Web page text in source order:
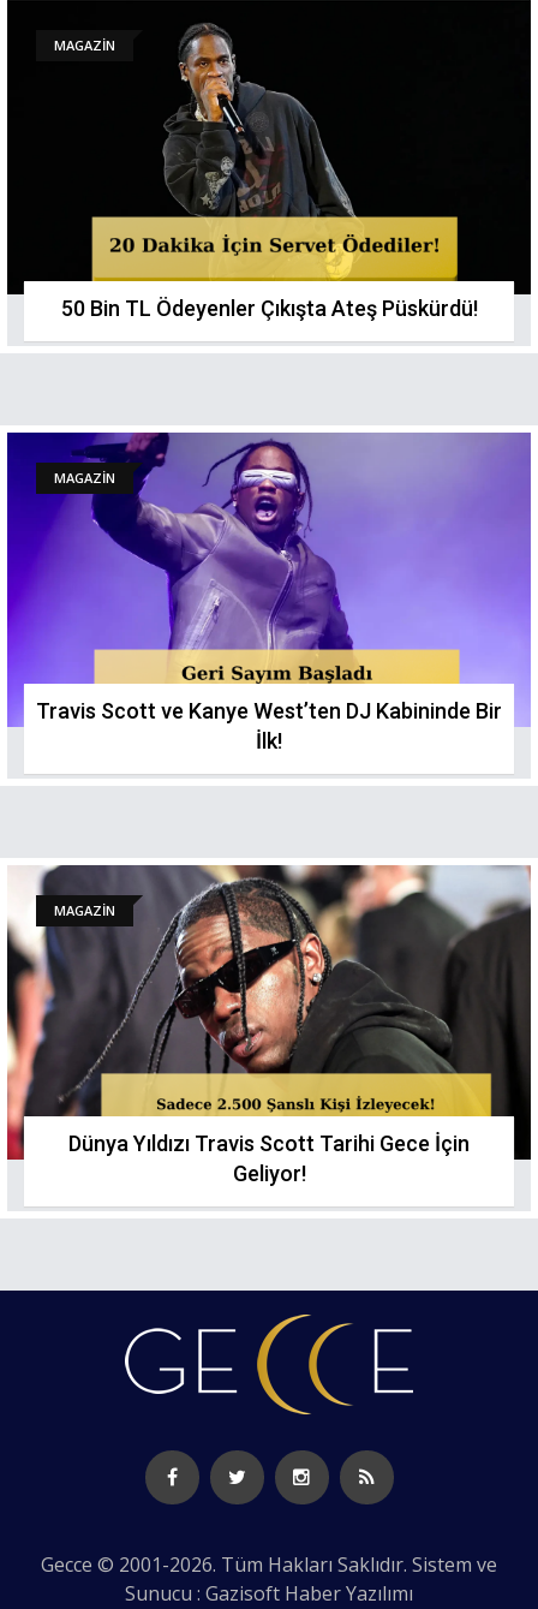
MAGAZİN
50 Bin TL Ödeyenler Çıkışta Ateş Püskürdü!
MAGAZİN
Travis Scott ve Kanye West’ten DJ Kabininde Bir
İlk!
MAGAZİN
Dünya Yıldızı Travis Scott Tarihi Gece İçin
Geliyor!
Gecce © 2001-2026. Tüm Hakları Saklıdır. Sistem ve
Sunucu : Gazisoft Haber Yazılımı